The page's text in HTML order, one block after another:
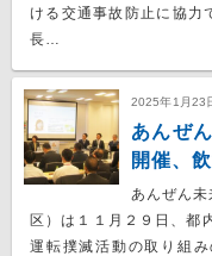
ける交通事故防止に協力
長…
2025年1月23
あんぜ
開催、
あんぜん
区）は１１月２９日、都
運転撲滅活動の取り組